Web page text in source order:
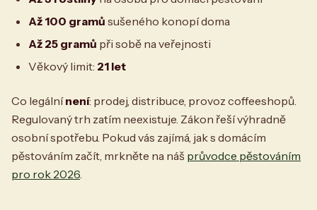
Až 100 gramů sušeného konopí doma
Až 25 gramů při sobě na veřejnosti
Věkový limit: 21 let
Co legálnínení: prodej, distribuce, provoz coffeeshopů.
Regulovaný trh zatím neexistuje. Zákon řeší výhradně
osobní spotřebu. Pokud vás zajímá, jak s domácím
pěstováním začít, mrkněte na náš průvodce pěstováním
pro rok 2026.